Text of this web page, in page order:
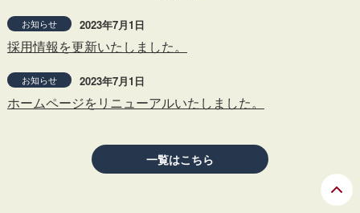
お知らせ 2023年7月1日
採用情報を更新いたしました。
お知らせ 2023年7月1日
ホームページをリニューアルいたしました。
一覧はこちら